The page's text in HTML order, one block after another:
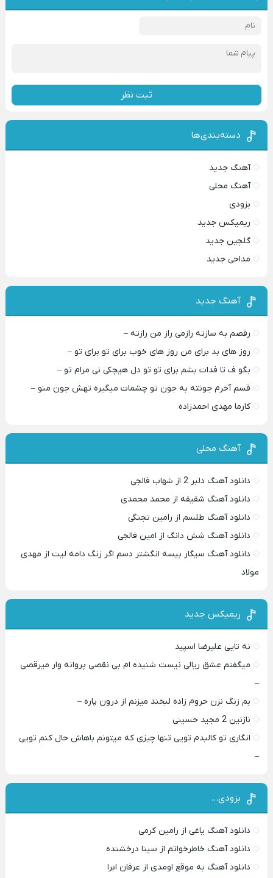
ثبت نظر
دسته‌بندی‌ها
آهنگ جدید
آهنگ محلی
بزودی
ریمیکس جدید
گلچین جدید
مداحی جدید
آهنگ جدید
رقصم به سازته رازمی راز من رازته –
روز های بد برای من روز های خوب برای تو برای تو –
بگو ف تا فدات بشم برای تو تو دل هیچکی نی مرام تو –
قسم آخرم جونته به جون تو چشمات میگیره تهش جون منو –
کارما مهدی احمدزاده
آهنگ محلی
دانلود آهنگ دلبر 2 از شهاب فالجی
دانلود آهنگ شقیقه از محمد محمدی
دانلود آهنگ طلسم از رامین تجنگی
دانلود آهنگ شش دانگ از امین فالجی
دانلود آهنگ سیگار بیسه انگشتر دسم اگر زنگ دامه لیت از مهدی
مولاد
ریمیکس جدید
نه تایی علیرضا اسپید
میگفتم عشق ریالی نیست شنیده ام بی نقصی پروانه وار میرقصی
–
بم زنگ نزن حروم زاده لبخند میزنم از درون پاره –
نازنین 2 مجید حسینی
انگاری تو کالبدم تویی تنها چیزی که میتونم باهاش حال کنم تویی
–
بزودی…
دانلود آهنگ یاغی از رامین کرمی
دانلود آهنگ خاطرخواتم از سینا درخشنده
دانلود آهنگ به موقع اومدی از عرفان ابرا